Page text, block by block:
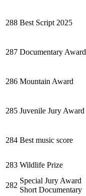
288 Best Script 2025
287 Documentary Award
286 Mountain Award
285 Juvenile Jury Award
284 Best music score
283 Wildlife Prize
282
Special Jury Award
Short Documentary